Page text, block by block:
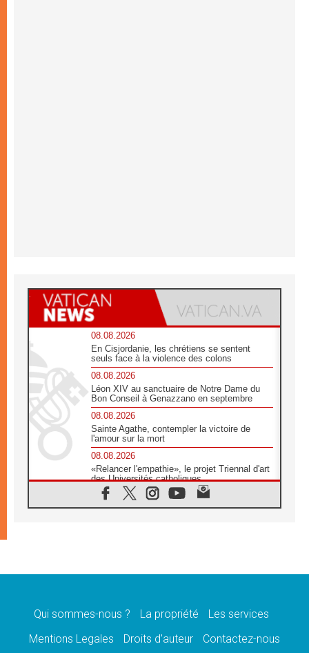
08.08.2026
En Cisjordanie, les chrétiens se sentent
seuls face à la violence des colons
08.08.2026
Léon XIV au sanctuaire de Notre Dame du
Bon Conseil à Genazzano en septembre
08.08.2026
Sainte Agathe, contempler la victoire de
l'amour sur la mort
08.08.2026
«Relancer l'empathie», le projet Triennal d'art
des Universités catholiques
08.08.2026
Signis 2026, donner la parole aux religieuses
07.08.2026
07.08.2026
de l'Assomption et mémoire nationale
Qui sommes-nous ? La propriété
Les services
Mentions Legales
Droits d’auteur Contactez-nous